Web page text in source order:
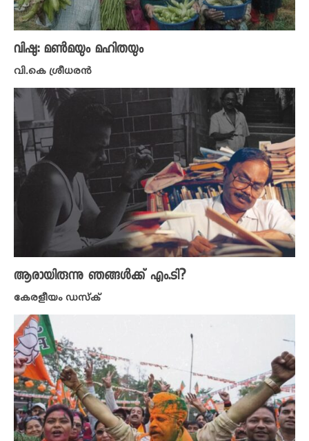
വിഷു: മൺമയും മഹിതയും
വി.കെ ശ്രീധരൻ
ആരായിരുന്നു ഞങ്ങൾക്ക് എം.ടി?
കേരളീയം ഡസ്ക്